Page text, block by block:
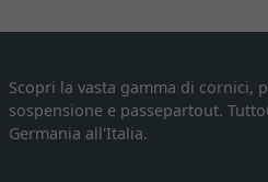
Scopri la vasta gamma di cornici,
sospensione e passepartout.
Germania all'Italia.